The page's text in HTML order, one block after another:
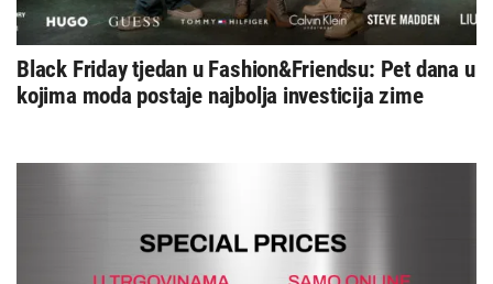
Black Friday tjedan u Fashion&Friendsu: Pet dana u
kojima moda postaje najbolja investicija zime